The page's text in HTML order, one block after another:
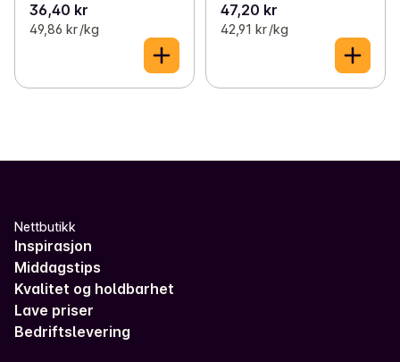
36,40 kr
49,86 kr /kg
47,20 kr
42,91 kr /kg
Nettbutikk
Inspirasjon
Middagstips
Kvalitet og holdbarhet
Lave priser
Bedriftslevering